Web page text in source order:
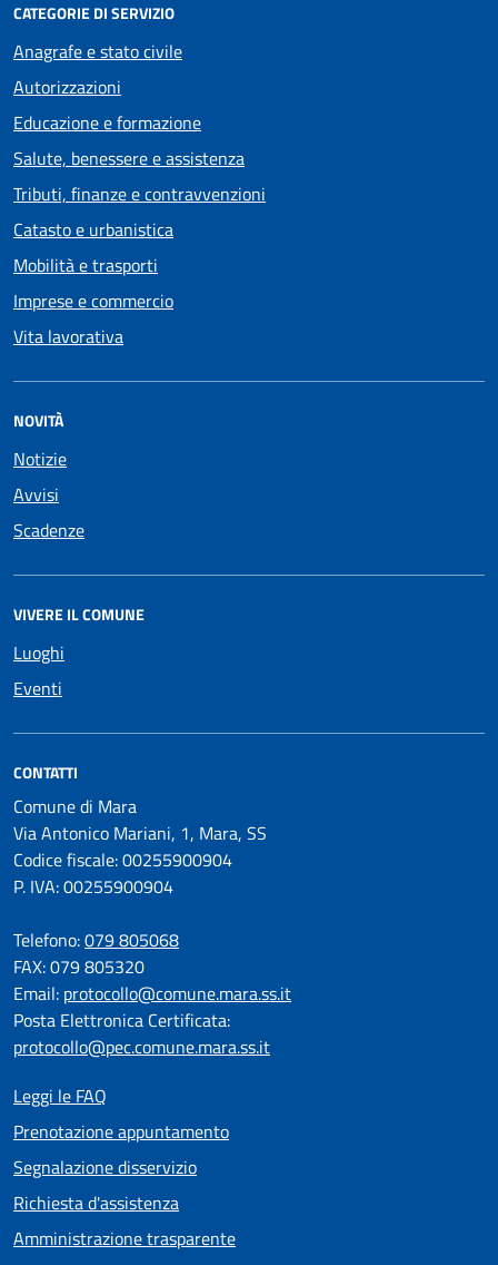
CATEGORIE DI SERVIZIO
Anagrafe e stato civile
Autorizzazioni
Educazione e formazione
Salute, benessere e assistenza
Tributi, finanze e contravvenzioni
Catasto e urbanistica
Mobilità e trasporti
Imprese e commercio
Vita lavorativa
NOVITÀ
Notizie
Avvisi
Scadenze
VIVERE IL COMUNE
Luoghi
Eventi
CONTATTI
Comune di Mara
Via Antonico Mariani, 1, Mara, SS
Codice fiscale: 00255900904
P. IVA: 00255900904
Telefono:079 805068
FAX: 079 805320
Email: protocollo@comune.mara.ss.it
Posta Elettronica Certificata:
protocollo@pec.comune.mara.ss.it
Leggi le FAQ
Prenotazione appuntamento
Segnalazione disservizio
Richiesta d'assistenza
Amministrazione trasparente